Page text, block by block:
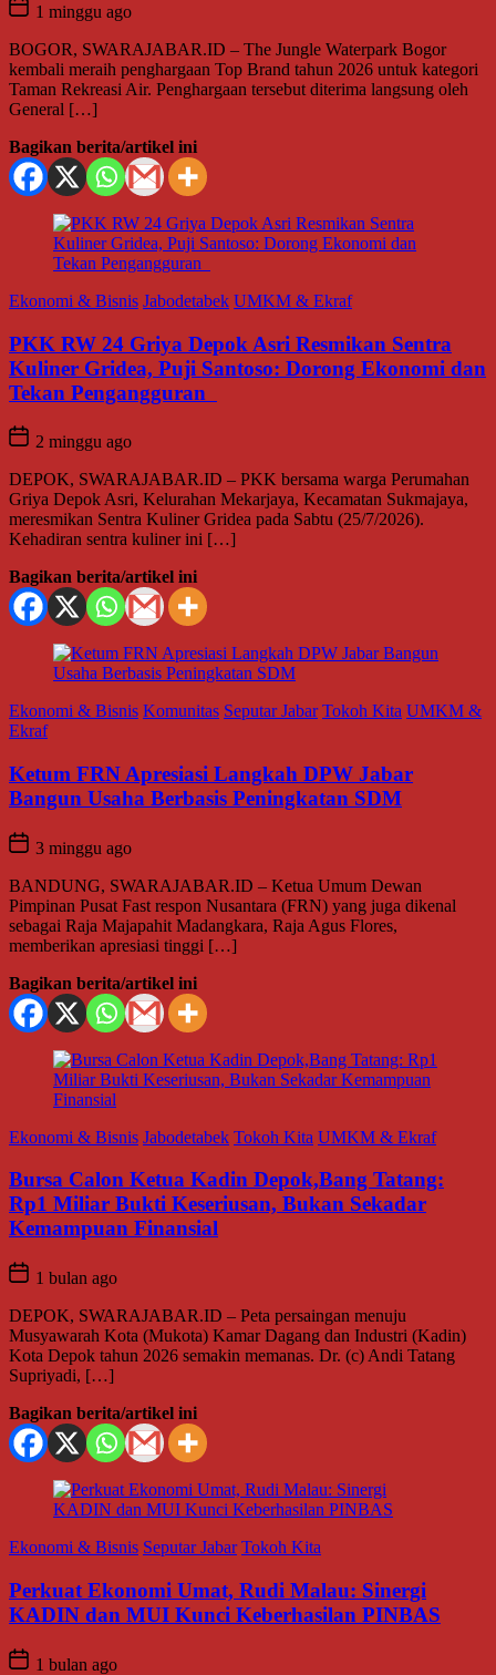
1 minggu ago
BOGOR, SWARAJABAR.ID – The Jungle Waterpark Bogor
kembali meraih penghargaan Top Brand tahun 2026 untuk kategori
Taman Rekreasi Air. Penghargaan tersebut diterima langsung oleh
General […]
Bagikan berita/artikel ini
Ekonomi & Bisnis Jabodetabek UMKM & Ekraf
PKK RW 24 Griya Depok Asri Resmikan Sentra
Kuliner Gridea, Puji Santoso: Dorong Ekonomi dan
Tekan Pengangguran
2 minggu ago
DEPOK, SWARAJABAR.ID – PKK bersama warga Perumahan
Griya Depok Asri, Kelurahan Mekarjaya, Kecamatan Sukmajaya,
meresmikan Sentra Kuliner Gridea pada Sabtu (25/7/2026).
Kehadiran sentra kuliner ini […]
Bagikan berita/artikel ini
Ekonomi & Bisnis Komunitas Seputar Jabar Tokoh Kita UMKM &
Ekraf
Ketum FRN Apresiasi Langkah DPW Jabar
Bangun Usaha Berbasis Peningkatan SDM
3 minggu ago
BANDUNG, SWARAJABAR.ID – Ketua Umum Dewan
Pimpinan Pusat Fast respon Nusantara (FRN) yang juga dikenal
sebagai Raja Majapahit Madangkara, Raja Agus Flores,
memberikan apresiasi tinggi […]
Bagikan berita/artikel ini
Ekonomi & Bisnis Jabodetabek Tokoh Kita UMKM & Ekraf
Bursa Calon Ketua Kadin Depok,Bang Tatang:
Rp1 Miliar Bukti Keseriusan, Bukan Sekadar
Kemampuan Finansial
1 bulan ago
DEPOK, SWARAJABAR.ID – Peta persaingan menuju
Musyawarah Kota (Mukota) Kamar Dagang dan Industri (Kadin)
Kota Depok tahun 2026 semakin memanas. Dr. (c) Andi Tatang
Supriyadi, […]
Bagikan berita/artikel ini
Ekonomi & Bisnis Seputar Jabar Tokoh Kita
Perkuat Ekonomi Umat, Rudi Malau: Sinergi
KADIN dan MUI Kunci Keberhasilan PINBAS
1 bulan ago